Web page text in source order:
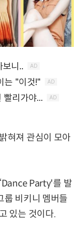
혀져 관심이 모아
Party'를 발
룹 비키니 멤버들
있는 것이다.